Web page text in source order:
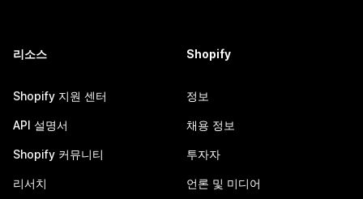
리소스
Shopify 지원 센터
API 설명서
Shopify 커뮤니티
리서치
Shopify
정보
채용 정보
투자자
언론 및 미디어